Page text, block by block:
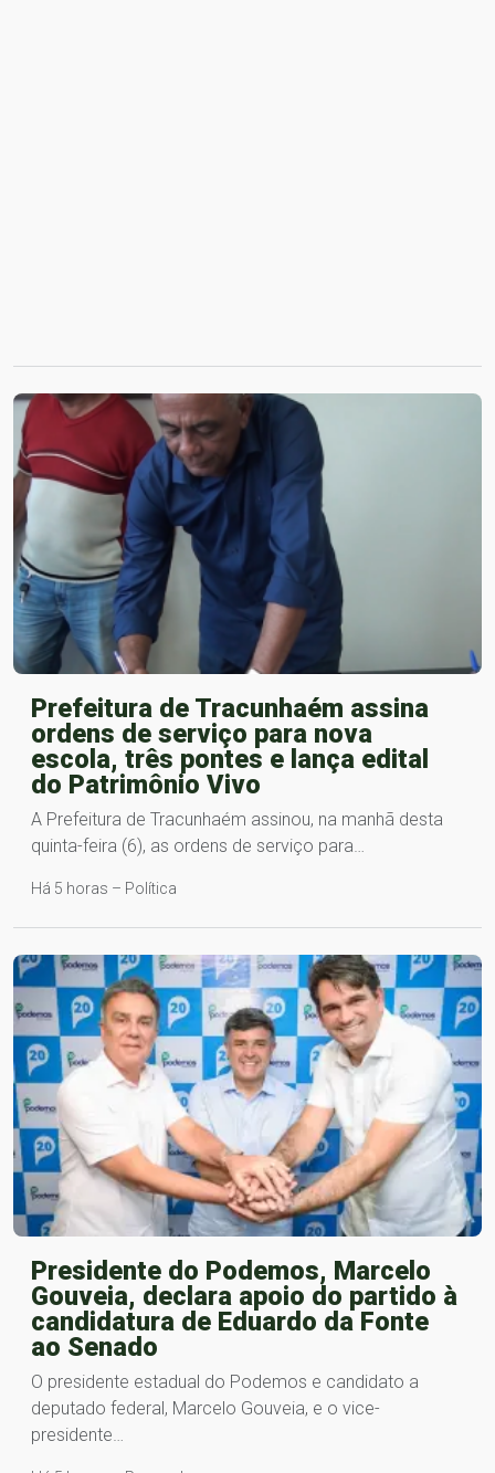
Prefeitura de Tracunhaém assina
ordens de serviço para nova
escola, três pontes e lança edital
do Patrimônio Vivo
A Prefeitura de Tracunhaém assinou, na manhã desta
quinta-feira (6), as ordens de serviço para…
Há 5 horas – Política
Presidente do Podemos, Marcelo
Gouveia, declara apoio do partido à
candidatura de Eduardo da Fonte
ao Senado
O presidente estadual do Podemos e candidato a
deputado federal, Marcelo Gouveia, e o vice-
presidente…